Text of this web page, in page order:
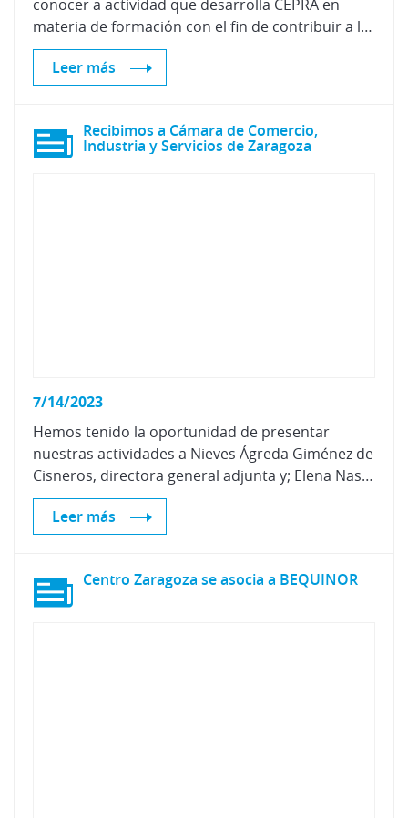
conocer a actividad que desarrolla CEPRA en
materia de formación con el fin de contribuir a la mejora sostenible del entorno económico y social del sector de la automoción.
Leer más
Recibimos a Cámara de Comercio,
Industria y Servicios de Zaragoza
7/14/2023
Hemos tenido la oportunidad de presentar
nuestras actividades a Nieves Ágreda Giménez de
Cisneros, directora general adjunta y; Elena Nasarre, jefe del servicio de Unión Europea en Cámara Zaragoza.
Leer más
Centro Zaragoza seasocia a BEQUINOR